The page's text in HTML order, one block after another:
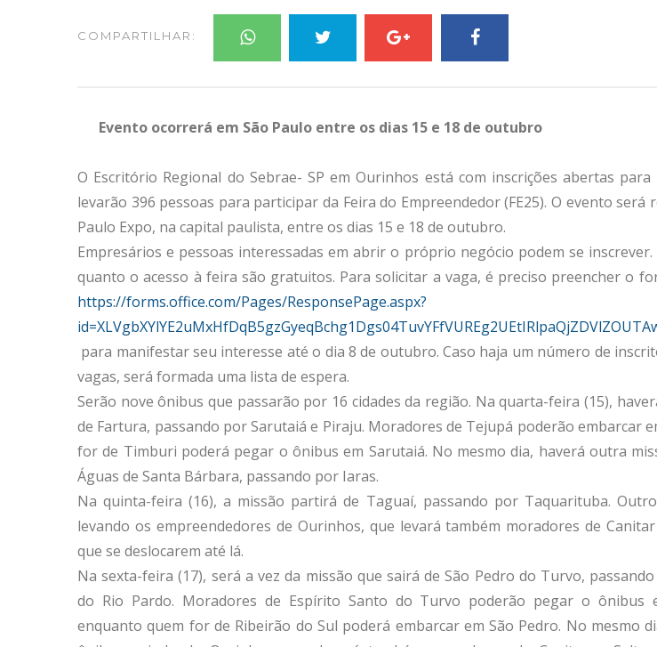
COMPARTILHAR:
Evento ocorrerá em São Paulo entre os dias 15 e 18 de outubro
O Escritório Regional do Sebrae- SP em Ourinhos está com inscrições abertas para
levarão 396 pessoas para participar da Feira do Empreendedor (FE25). O evento será
Paulo Expo, na capital paulista, entre os dias 15 e 18 de outubro.
Empresários e pessoas interessadas em abrir o próprio negócio podem se
quanto o acesso à feira são gratuitos. Para solicitar a vaga, é preciso preencher o
https://forms.office.com/Pages/ResponsePage.aspx?
para manifestar seu interesse até o dia 8 de outubro. Caso haja um número de
vagas, será formada uma lista de espera.
Serão nove ônibus que passarão por 16 cidades da região. Na quarta-feira (15),
de Fartura, passando por Sarutaiá e Piraju. Moradores de Tejupá poderão embarcar
for de Timburi poderá pegar o ônibus em Sarutaiá. No mesmo dia, haverá outra
Águas de Santa Bárbara, passando por Iaras.
Na quinta-feira (16), a missão partirá de Taguaí, passando por Taquarituba.
levando os empreendedores de Ourinhos, que levará também moradores de
que se deslocarem até lá.
Na sexta-feira (17), será a vez da missão que sairá de São Pedro do Turvo,
do Rio Pardo. Moradores de Espírito Santo do Turvo poderão pegar o ônibus
enquanto quem for de Ribeirão do Sul poderá embarcar em São Pedro. No mesmo